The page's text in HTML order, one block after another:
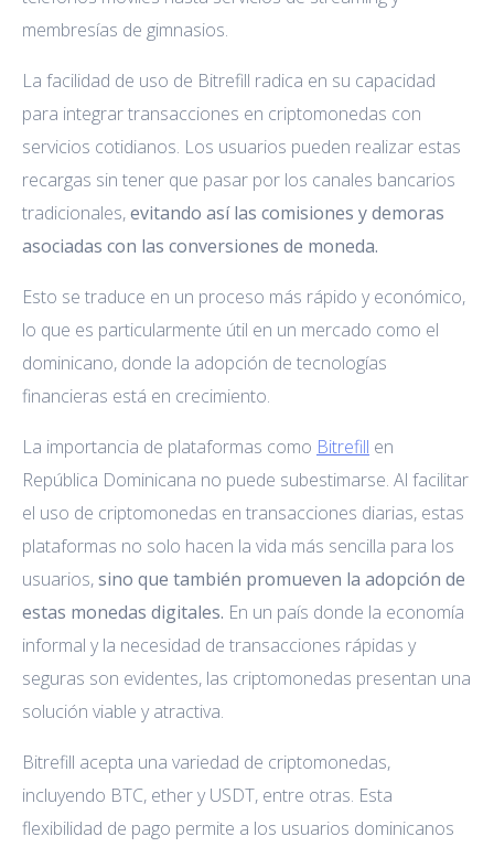
membresías de gimnasios.
La facilidad de uso de Bitrefill radica en su capacidad
para integrar transacciones en criptomonedas con
servicios cotidianos. Los usuarios pueden realizar estas
recargas sin tener que pasar por los canales bancarios
tradicionales,evitando así las comisiones y demoras
asociadas con las conversiones de moneda.
Esto se traduce en un proceso más rápido y económico,
lo que es particularmente útil en un mercado como el
dominicano, donde la adopción de tecnologías
financieras está en crecimiento.
La importancia de plataformas como Bitrefill en
República Dominicana no puede subestimarse. Al facilitar
el uso de criptomonedas en transacciones diarias, estas
plataformas no solo hacen la vida más sencilla para los
usuarios,sino que también promueven la adopción de
estas monedas digitales. En un país donde la economía
informal y la necesidad de transacciones rápidas y
seguras son evidentes, las criptomonedas presentan una
solución viable y atractiva.
Bitrefill acepta una variedad de criptomonedas,
incluyendo BTC, ether y USDT, entre otras. Esta
flexibilidad de pago permite a los usuarios dominicanos